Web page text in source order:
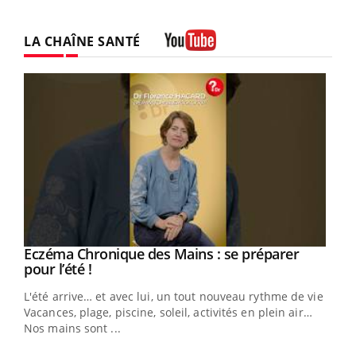
LA CHAÎNE SANTÉ
Youtube
Eczéma Chronique des Mains : se préparer
pour l’été !Youtube
L'été arrive… et avec lui, un tout nouveau rythme de vie !
Vacances, plage, piscine, soleil, activités en plein air…
Nos mains sont ...